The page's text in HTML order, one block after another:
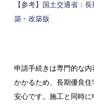
【参考】国土交通省： 長
築・改築版
申請手続きは専門的な
かかるため、長期優良
安心です。施工と同時